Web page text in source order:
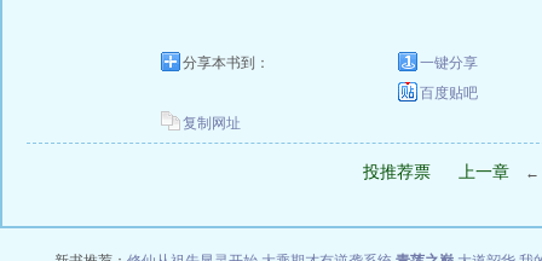
分享本书到：
一键分享
百度贴吧
复制网址
投推荐票 上一章 ←